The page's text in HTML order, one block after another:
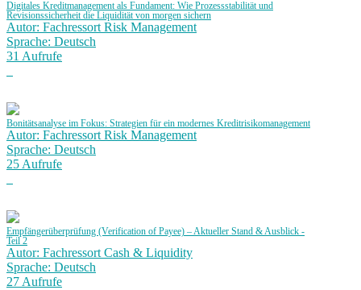
Digitales Kreditmanagement als Fundament: Wie Prozessstabilität und
Revisionssicherheit die Liquidität von morgen sichern
Autor: Fachressort Risk Management
Sprache: Deutsch
31 Aufrufe
Bonitätsanalyse im Fokus: Strategien für ein modernes Kreditrisikomanagement
Autor: Fachressort Risk Management
Sprache: Deutsch
25 Aufrufe
Empfängerüberprüfung (Verification of Payee) – Aktueller Stand & Ausblick -
Teil 2
Autor: Fachressort Cash & Liquidity
Sprache: Deutsch
27 Aufrufe